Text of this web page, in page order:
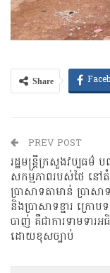
Share
PREV POST
រដ្ឋមន្ត្រីក្រសួងវប្បធម៌ ប
សកម្មភាពរបស់ថៃ នៅ
ប្រាសាទតាមាន់ ប្រាសា
និងប្រាសាទខ្នារ ក្រោ
បាញ់ គឺជាការទាមទារ
ដោយខុសច្បាប់